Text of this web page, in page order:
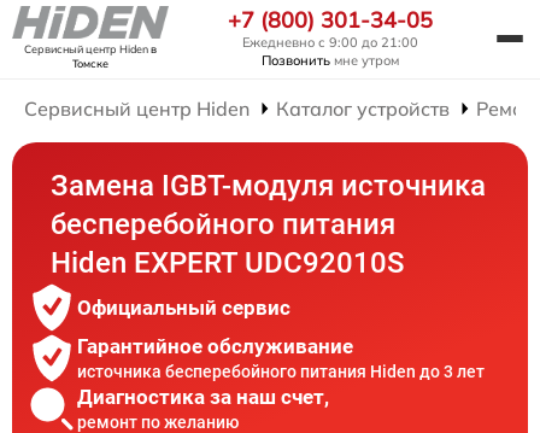
Сервисный центр Hidenв
Томске
+7 (800) 301-34-05
Ежедневно с 9:00 до 21:00
Позвонить мне утром
Сервисный центр Hiden Каталог устройств
Замена IGBT-модуля источника
бесперебойного питания
Hiden EXPERT UDC92010S
Официальный сервис
Гарантийное обслуживание
источника бесперебойного питания Hiden до 3 лет
Диагностика за наш счет,
ремонт по желанию